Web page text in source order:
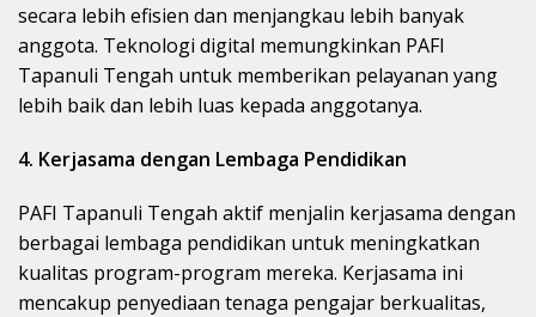
secara lebih efisien dan menjangkau lebih banyak
anggota. Teknologi digital memungkinkan PAFI
Tapanuli Tengah untuk memberikan pelayanan yang
lebih baik dan lebih luas kepada anggotanya.
4. Kerjasama dengan Lembaga Pendidikan
PAFI Tapanuli Tengah aktif menjalin kerjasama dengan
berbagai lembaga pendidikan untuk meningkatkan
kualitas program-program mereka. Kerjasama ini
mencakup penyediaan tenaga pengajar berkualitas,